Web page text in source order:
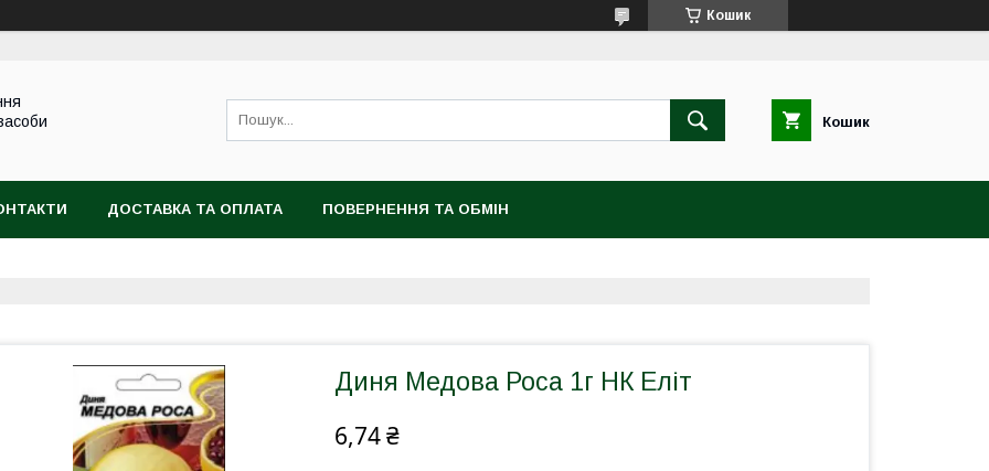
Кошик
Кошик
ДОСТАВКА ТА ОПЛАТА ПОВЕРНЕННЯ ТА ОБМІН
Диня Медова Роса 1г НК Еліт
6,74 ₴